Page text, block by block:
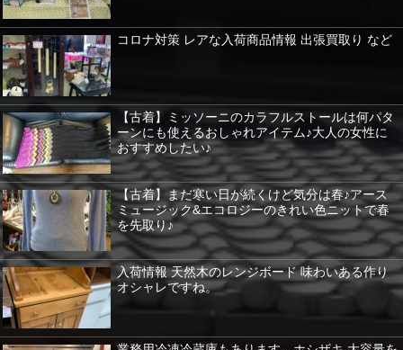
コロナ対策 レアな入荷商品情報 出張買取り など
【古着】ミッソーニのカラフルストールは何パタ
ーンにも使えるおしゃれアイテム♪大人の女性に
おすすめしたい♪
【古着】まだ寒い日が続くけど気分は春♪アース
ミュージック&エコロジーのきれい色ニットで春
を先取り♪
入荷情報 天然木のレンジボード 味わいある作り
オシャレですね。